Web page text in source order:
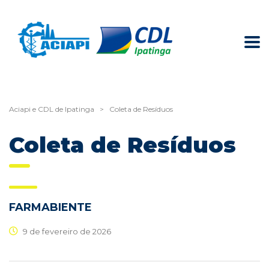
Aciapi e CDL de Ipatinga > Coleta de Resíduos
Coleta de Resíduos
FARMABIENTE
9 de fevereiro de 2026